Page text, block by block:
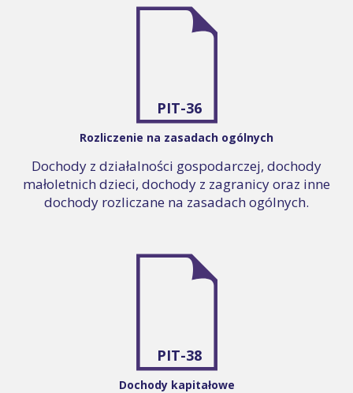
PIT-36
Rozliczenie na zasadach ogólnych
Dochody z działalności gospodarczej, dochody
małoletnich dzieci, dochody z zagranicy oraz inne
dochody rozliczane na zasadach ogólnych.
PIT-38
Dochody kapitałowe